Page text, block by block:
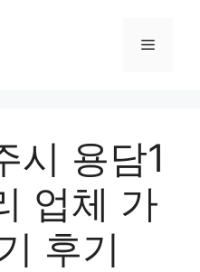
메
시 용담1
업체 가
후기